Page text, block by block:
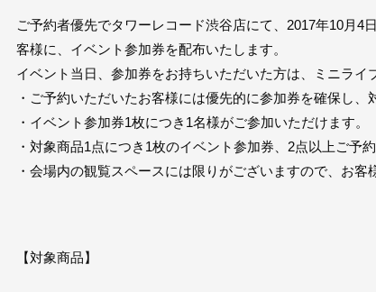
ご予約者優先でタワーレコード渋谷店にて、2017年10月
客様に、イベント参加券を配布いたします。
イベント当日、参加券をお持ちいただいた方は、ミニライ
・ご予約いただいたお客様には優先的に参加券を確保し、
・イベント参加券1枚につき1名様がご参加いただけます。
・対象商品1点につき1枚のイベント参加券、2点以上ご予
・会場内の観覧スペースには限りがございますので、お
【対象商品】